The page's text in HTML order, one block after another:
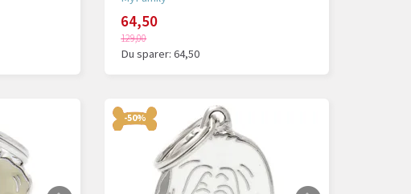
64,50
129,00
Du sparer:64,50
-50%